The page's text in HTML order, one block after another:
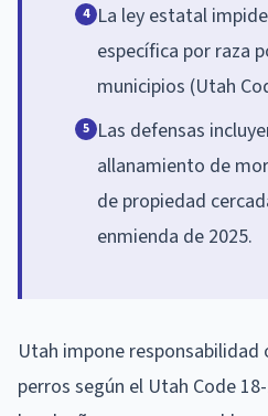
4 La ley estatal
específica por raza
municipios (Utah
5 Las defensas
allanamiento de
de propiedad
enmienda de 2025.
Utah impone
perros según el Utah Code